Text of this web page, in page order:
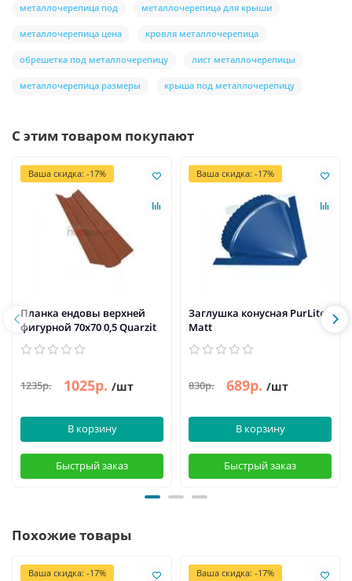
металлочерепица под металлочерепица для крыши
металлочерепица цена кровля металлочерепица
обрешетка под металлочерепицу лист металлочерепицы
металлочерепица размеры крыша под металлочерепицу
С этим товаром покупают
Ваша скидка: -17%
Планка ендовы верхней
фигурной 70x70 0,5 Quarzit
1235р. 1025р. /шт
В корзину
Быстрый заказ
Ваша скидка: -17%
Заглушка конусная PurLite
Мatt
830р. 689р. /шт
В корзину
Быстрый заказ
Похожие товары
Ваша скидка: -17% Ваша скидка: -17%